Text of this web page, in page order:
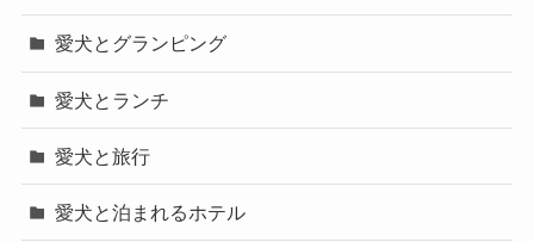
愛犬とグランピング
愛犬とランチ
愛犬と旅行
愛犬と泊まれるホテル